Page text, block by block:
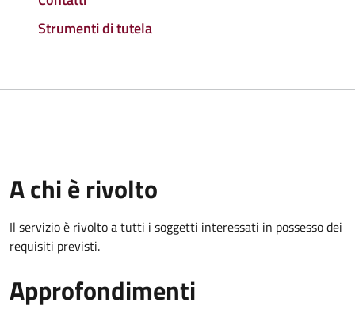
Strumenti di tutela
A chi è rivolto
Il servizio è rivolto a tutti i soggetti interessati in possesso dei
requisiti previsti.
Approfondimenti